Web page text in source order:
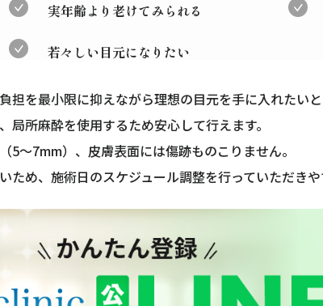
実年齢より老けてみられる
若々しい目元になりたい
担を最小限に抑えながら理想の目元を手に入れたいと
局所麻酔を使用するため安心して行えます。
5～7mm）、皮膚表面には傷跡ものこりません。
ため、施術日のスケジュール調整を行っていただきや